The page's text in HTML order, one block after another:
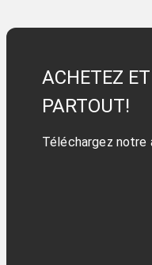
ACHETEZ
PARTOUT!
Téléchargez notre